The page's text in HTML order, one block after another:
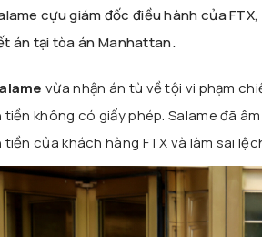
cựu giám đốc điều hành của
án tại tòa án Manhattan.
vừa nhận án tù về tội vi phạm
không có giấy phép. Salame đã
của khách hàng FTX và làm sai